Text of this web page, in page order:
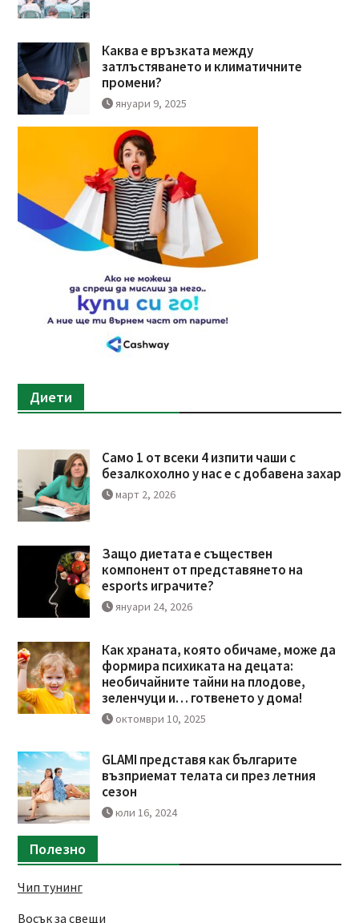
Каква е връзката между
затлъстяването и климатичните
промени?
януари 9, 2025
Диети
Само 1 от всеки 4 изпити чаши с
безалкохолно у нас е с добавена захар
март 2, 2026
Защо диетата е съществен
компонент от представянето на
esports играчите?
януари 24, 2026
Как храната, която обичаме, може да
формира психиката на децата:
необичайните тайни на плодове,
зеленчуци и… готвенето у дома!
октомври 10, 2025
GLAMI представя как българите
възприемат телата си през летния
сезон
юли 16, 2024
Полезно
Чип тунинг
Восък за свещи